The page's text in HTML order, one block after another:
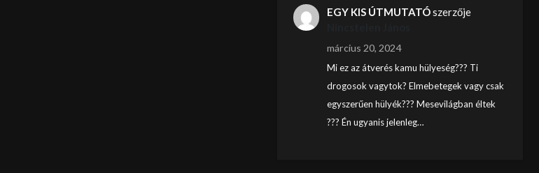
EGY KIS ÚTMUTATÓszerzője
március 20, 2024
Mi ez az átverés kamu hülyeség??? Ti
drogosok vagytok? Elmebetegek vagy csak
egyszerűen hülyék??? Mesevilágban éltek
??? Én ugyanis jelenleg…